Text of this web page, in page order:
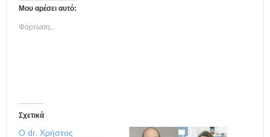
Μου αρέσει αυτό:
Φόρτωση...
Σχετικά
Ο dr. Χρήστος